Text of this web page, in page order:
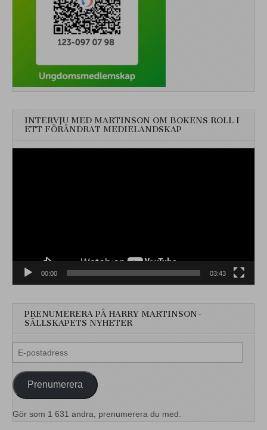
INTERVJU MED MARTINSON OM BOKENS ROLL I
ETT FÖRÄNDRAT MEDIELANDSKAP
00:00 03:43
PRENUMERERA PÅ HARRY MARTINSON-
SÄLLSKAPETS NYHETER
E-
postadress
Prenumerera
Gör som 1 631 andra, prenumerera du med.